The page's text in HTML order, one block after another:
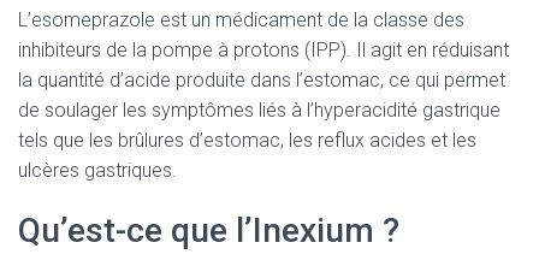
L’esomeprazole est un médicament de la classe des
inhibiteurs de la pompe à protons (IPP). Il agit en réduisant
la quantité d’acide produite dans l’estomac, ce qui permet
de soulager les symptômes liés à l’hyperacidité gastrique
tels que les brûlures d’estomac, les reflux acides et les
ulcères gastriques.
Qu’est-ce que l’Inexium ?